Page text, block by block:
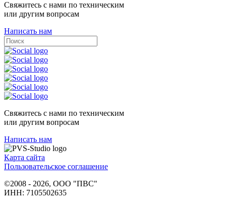
Свяжитесь с нами по техническим
или другим вопросам
Написать нам
Свяжитесь с нами по техническим
или другим вопросам
Написать нам
Карта сайта
Пользовательское соглашение
©2008 - 2026, ООО "ПВС"
ИНН: 7105502635